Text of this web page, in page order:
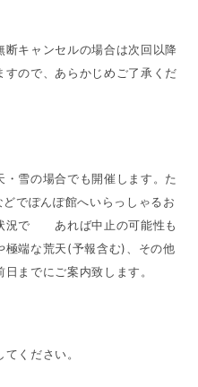
断キャンセルの場合は次回以降
ので、あらかじめご了承くだ
・雪の場合でも開催します。た
でぽんぽ館へいらっしゃるお
況で あれば中止の可能性も
極端な荒天(予報含む)、その他
までにご案内致します。
ください。